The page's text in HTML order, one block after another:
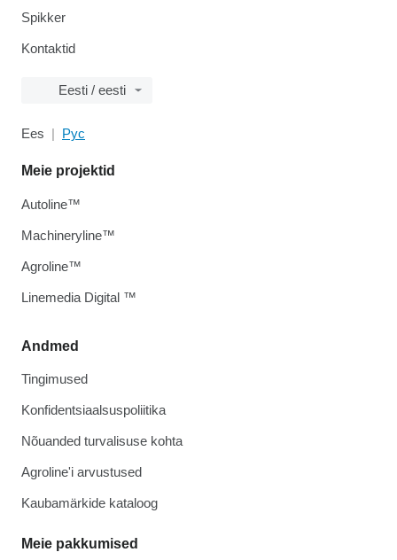
Spikker
Kontaktid
Eesti / eesti
Ees Рус
Andmed
Tingimused
Konfidentsiaalsuspoliitika
Nõuanded turvalisuse kohta
Agroline'i arvustused
Kaubamärkide kataloog
Meie pakkumised
Meie projektid
Autoline™
Machineryline™
Agroline™
Linemedia Digital ™